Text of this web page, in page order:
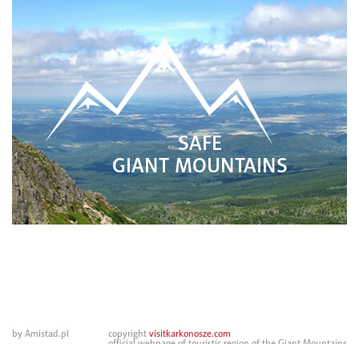
SAFE
GIANT MOUNTAINS
by Amistad.pl copyright visitkarkonosze.com